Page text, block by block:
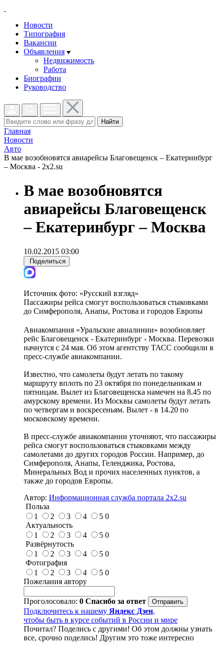
Новости
Типография
Вакансии
Объявления
Недвижимость
Работа
Биографии
Руководство
Найти
Главная
Новости
Авто
В мае возобновятся авиарейсы Благовещенск – Екатеринбург
– Москва - 2x2.su
В мае возобновятся
авиарейсы Благовещенск
– Екатеринбург – Москва
10.02.2015 03:00
Поделиться
Источник фото: «Русский взгляд»
Пассажиры рейса смогут воспользоваться стыковками
до Симферополя, Анапы, Ростова и городов Европы
Авиакомпания «Уральские авиалинии» возобновляет
рейс Благовещенск - Екатеринбург - Москва. Перевозки
начнутся с 24 мая. Об этом агентству ТАСС сообщили в
пресс-службе авиакомпании.
Известно, что самолеты будут летать по такому
маршруту вплоть по 23 октября по понедельникам и
пятницам. Вылет из Благовещенска намечен на 8.45 по
амурскому времени. Из Москвы самолеты будут летать
по четвергам и воскресеньям. Вылет - в 14.20 по
московскому времени.
В пресс-службе авиакомпании уточняют, что пассажиры
рейса смогут воспользоваться стыковками между
самолетами до других городов России. Например, до
Симферополя, Анапы, Геленджика, Ростова,
Минеральных Вод и прочих населенных пунктов, а
также до городов Европы.
Автор: Информационная служба портала 2x2.su
Польза
1
2 3 4 5 0
Актуальность
1
2 3 4 5 0
Развёрнутость
1
2 3 4 5 0
Фотография
1
2 3 4 5 0
Пожелания автору
Проголосовало: 0 Спасибо за ответ
Подключитесь к нашему Яндекс Дзен,
чтобы быть в курсе событий в России и мире
Почитал? Поделись с другими! Об этом должны узнать
все, срочно поделись! Другим это тоже интересно